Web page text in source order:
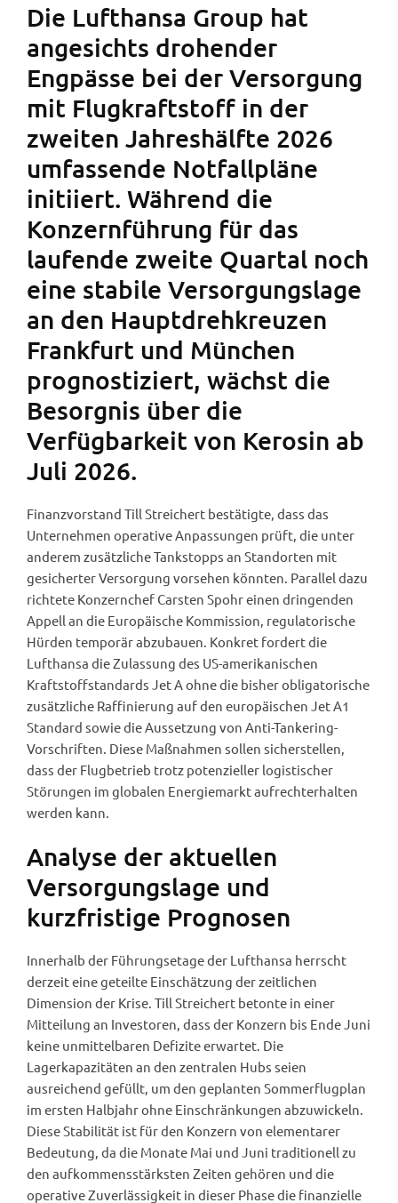
Die Lufthansa Group hat
angesichts drohender
Engpässe bei der Versorgung
mit Flugkraftstoff in der
zweiten Jahreshälfte 2026
umfassende Notfallpläne
initiiert. Während die
Konzernführung für das
laufende zweite Quartal noch
eine stabile Versorgungslage
an den Hauptdrehkreuzen
Frankfurt und München
prognostiziert, wächst die
Besorgnis über die
Verfügbarkeit von Kerosin ab
Juli 2026.
Finanzvorstand Till Streichert bestätigte, dass das
Unternehmen operative Anpassungen prüft, die unter
anderem zusätzliche Tankstopps an Standorten mit
gesicherter Versorgung vorsehen könnten. Parallel dazu
richtete Konzernchef Carsten Spohr einen dringenden
Appell an die Europäische Kommission, regulatorische
Hürden temporär abzubauen. Konkret fordert die
Lufthansa die Zulassung des US-amerikanischen
Kraftstoffstandards Jet A ohne die bisher obligatorische
zusätzliche Raffinierung auf den europäischen Jet A1
Standard sowie die Aussetzung von Anti-Tankering-
Vorschriften. Diese Maßnahmen sollen sicherstellen,
dass der Flugbetrieb trotz potenzieller logistischer
Störungen im globalen Energiemarkt aufrechterhalten
werden kann.
Analyse der aktuellen
Versorgungslage und
kurzfristige Prognosen
Innerhalb der Führungsetage der Lufthansa herrscht
derzeit eine geteilte Einschätzung der zeitlichen
Dimension der Krise. Till Streichert betonte in einer
Mitteilung an Investoren, dass der Konzern bis Ende Juni
keine unmittelbaren Defizite erwartet. Die
Lagerkapazitäten an den zentralen Hubs seien
ausreichend gefüllt, um den geplanten Sommerflugplan
im ersten Halbjahr ohne Einschränkungen abzuwickeln.
Diese Stabilität ist für den Konzern von elementarer
Bedeutung, da die Monate Mai und Juni traditionell zu
den aufkommensstärksten Zeiten gehören und die
operative Zuverlässigkeit in dieser Phase die finanzielle